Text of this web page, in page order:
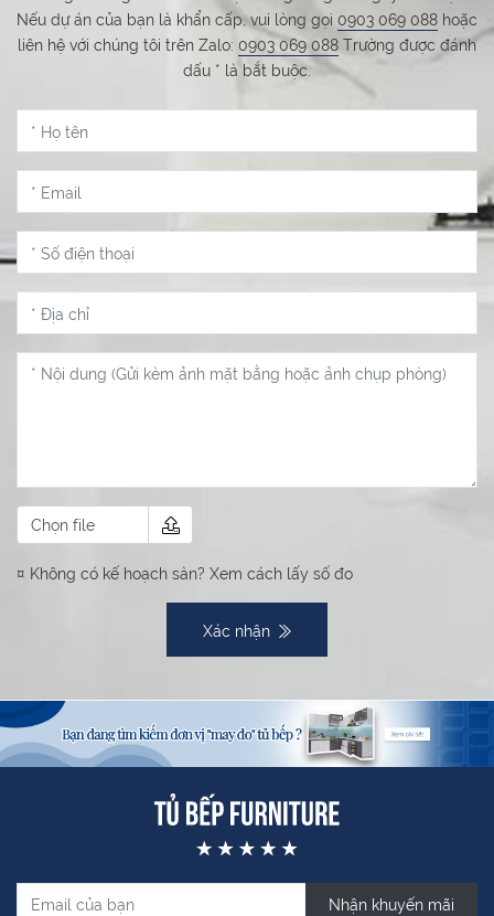
Nếu dự án của bạn là khẩn cấp, vui lòng gọi 0903 069 088 hoặc
liên hệ với chúng tôi trên Zalo: 0903 069 088 Trường được đánh
dấu * là bắt buộc.
Chọn file
¤ Không có kế hoạch sàn? Xem cách lấy số đo
Xác nhận
Nhận khuyến mãi